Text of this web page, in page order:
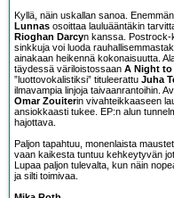
Kyllä, näin uskallan sanoa.
Lunnas osoittaa lauluääntäkin
Rioghan Darcyn kanssa. Postrock-
sinkkuja voi luoda
ainakaan heikennä kokonaisuutta.
täydessä väriloistossaan A Night to
”luottovokalistiksi” tituleerattu Juha
ilmavampia linjoja taivaanrantoihin.
Omar Zouiterin vivahteikkaaseen
ansiokkaasti tukee. EP:n alun
hajottava.
Paljon tapahtuu, monenlaista
vaan kaikesta tuntuu kehkeytyvän
Lupaa paljon tulevalta, kun näin
ja silti toimivaa.